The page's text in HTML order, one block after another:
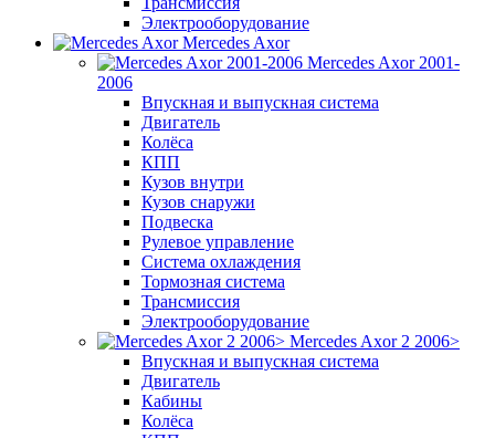
Электрооборудование
Mercedes Axor
Mercedes Axor 2001-
2006
Впускная и выпускная система
Двигатель
Колёса
КПП
Кузов внутри
Кузов снаружи
Подвеска
Рулевое управление
Система охлаждения
Тормозная система
Трансмиссия
Электрооборудование
Mercedes Axor 2 2006>
Впускная и выпускная система
Двигатель
Кабины
Колёса